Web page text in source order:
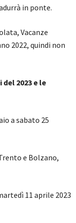
in ponte.
Vacanze
2022, quindi non
del 2023 e le
a sabato 25
e Bolzano,
11 aprile 2023